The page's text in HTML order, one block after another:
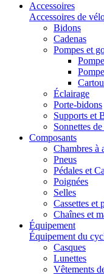
Accessoires
Accessoires de
Bidons
Cadenas
Pompes et
Éclairage
Porte-bidons
Supports et
Sonnettes
Composants
Chambres à
Pneus
Pédales et
Poignées
Selles
Cassettes et
Chaînes et
Équipement
Équipement du
Casques
Lunettes
Vêtements